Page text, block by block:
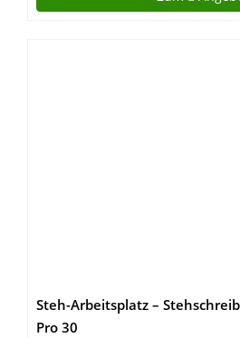
Steh-Arbeitsplatz –
Pro 30